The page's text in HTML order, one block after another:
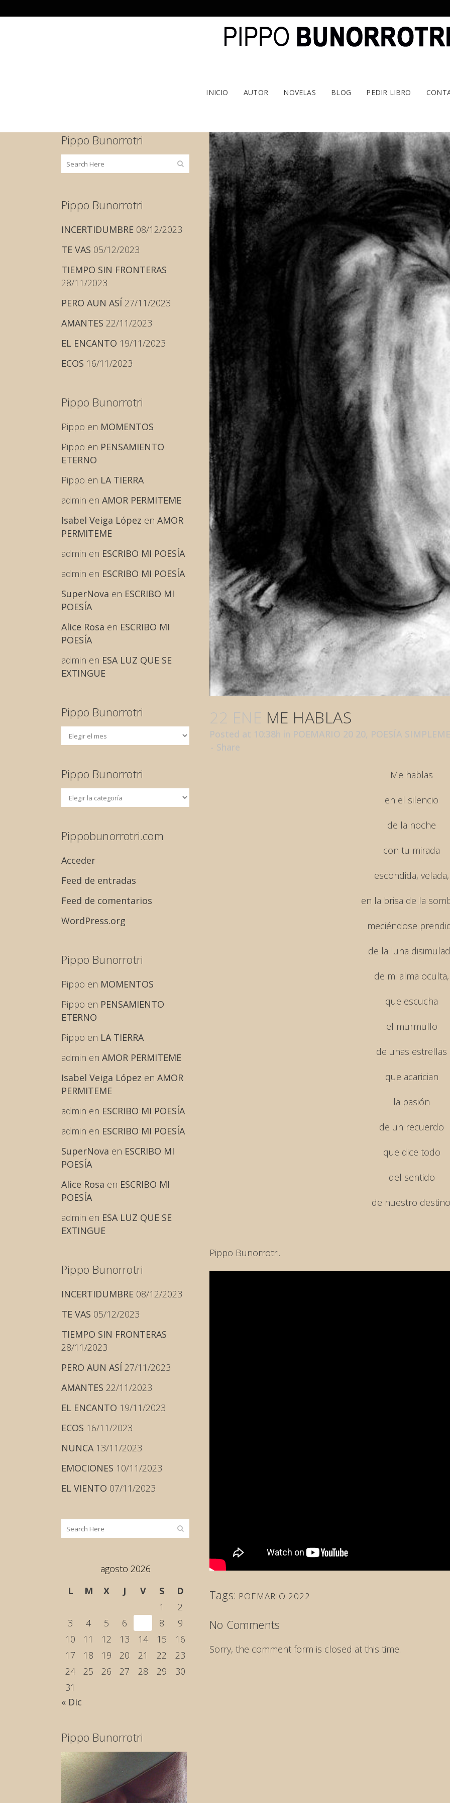
INICIO AUTOR NOVELAS BLOG PEDIR LIBRO
Pippo Bunorrotri
Pippo Bunorrotri
INCERTIDUMBRE 08/12/2023
TE VAS 05/12/2023
TIEMPO SIN FRONTERAS
28/11/2023
PERO AUN ASÍ 27/11/2023
AMANTES 22/11/2023
EL ENCANTO 19/11/2023
ECOS 16/11/2023
Pippo Bunorrotri
Pippo en MOMENTOS
Pippo en PENSAMIENTO
ETERNO
Pippo en LA TIERRA
admin en AMOR PERMITEME
Isabel Veiga López en AMOR
PERMITEME
admin en ESCRIBO MI POESÍA
admin en ESCRIBO MI POESÍA
SuperNova en ESCRIBO MI
POESÍA
Alice Rosa en ESCRIBO MI
POESÍA
admin en ESA LUZ QUE SE
EXTINGUE
Pippo Bunorrotri
Pippo Bunorrotri
Pippobunorrotri.com
Acceder
Feed de entradas
Feed de comentarios
WordPress.org
Pippo Bunorrotri
Pippo en MOMENTOS
Pippo en PENSAMIENTO
ETERNO
Pippo en LA TIERRA
admin en AMOR PERMITEME
Isabel Veiga López en AMOR
PERMITEME
admin en ESCRIBO MI POESÍA
admin en ESCRIBO MI POESÍA
SuperNova en ESCRIBO MI
POESÍA
Alice Rosa en ESCRIBO MI
POESÍA
admin en ESA LUZ QUE SE
EXTINGUE
Pippo Bunorrotri
INCERTIDUMBRE 08/12/2023
TE VAS 05/12/2023
TIEMPO SIN FRONTERAS
28/11/2023
PERO AUN ASÍ 27/11/2023
AMANTES 22/11/2023
EL ENCANTO 19/11/2023
ECOS 16/11/2023
NUNCA 13/11/2023
EMOCIONES 10/11/2023
EL VIENTO 07/11/2023
agosto 2026
L
M X J V S
D
1
2
3
4 5 6 8
9
10
11 12 13 14 15
16
17
18 19 20 21 22
23
24
25 26 27 28 29
30
31
« Dic
Pippo Bunorrotri
22 ENE ME HABLAS
Posted at 10:38h in POEMARIO 20 20, POESÍA
Share
Me hablas
en el silencio
de la noche
con tu mirada
escondida, velada,
en la brisa de la
meciéndose
de la luna
de mi alma oculta,
que escucha
el murmullo
de unas estrellas
que acarician
la pasión
de un recuerdo
que dice todo
del sentido
de nuestro
Pippo Bunorrotri.
Tags: POEMARIO 2022
No Comments
Sorry, the comment form is closed at this time.